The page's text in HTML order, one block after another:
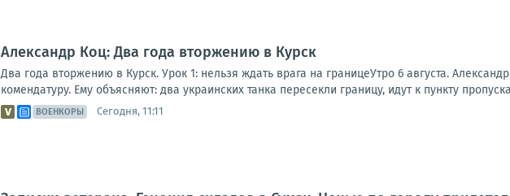
Александр Коц: Два года вторжению в Курск
Два года вторжению в Курск. Урок 1: нельзя ждать врага на границеУтро 6 августа.
комендатуру. Ему объясняют: два украинских танка пересекли границу, идут к пункту
ВОЕНКОРЫ Сегодня, 11:11